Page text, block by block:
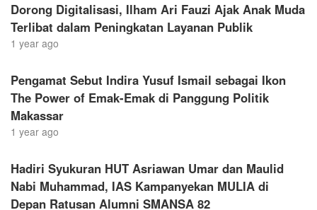
Dorong Digitalisasi, Ilham Ari Fauzi Ajak Anak Muda
Terlibat dalam Peningkatan Layanan Publik
1 year ago
Pengamat Sebut Indira Yusuf Ismail sebagai Ikon
The Power of Emak-Emak di Panggung Politik
Makassar
1 year ago
Hadiri Syukuran HUT Asriawan Umar dan Maulid
Nabi Muhammad, IAS Kampanyekan MULIA di
Depan Ratusan Alumni SMANSA 82